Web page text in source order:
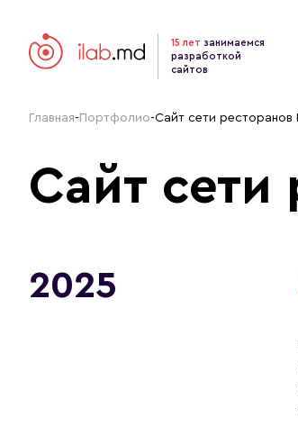
15 лет занимаемся
разработкой
сайтов
Главная- Портфолио-Сайт сети ресторанов
Сайт сети
2025